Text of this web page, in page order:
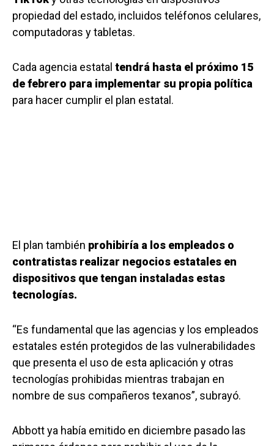
propiedad del estado, incluidos teléfonos celulares,
computadoras y tabletas.
Cada agencia estatal tendrá hasta el próximo 15
de febrero para implementar su propia política
para hacer cumplir el plan estatal.
El plan también prohibiría a los empleados o
contratistas realizar negocios estatales en
dispositivos que tengan instaladas estas
tecnologías.
“Es fundamental que las agencias y los empleados
estatales estén protegidos de las vulnerabilidades
que presenta el uso de esta aplicación y otras
tecnologías prohibidas mientras trabajan en
nombre de sus compañeros texanos”, subrayó.
Abbott ya había emitido en diciembre pasado las